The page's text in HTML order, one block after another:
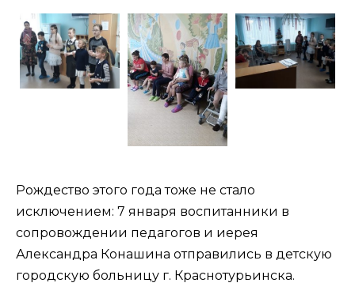
Рождество этого года тоже не стало
исключением: 7 января воспитанники в
сопровождении педагогов и иерея
Александра Конашина отправились в детскую
городскую больницу г. Краснотурьинска.